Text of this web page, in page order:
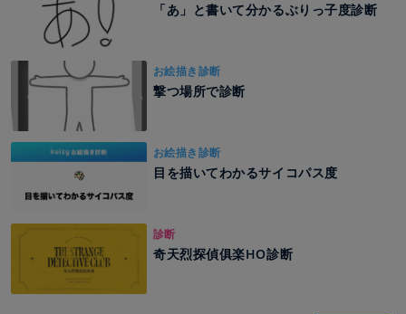
「あ」と書いて分かるぶりっ子度診断
お絵描き診断
撃つ場所で診断
お絵描き診断
目を描いてわかるサイコパス度
診断
奇天烈探偵俱楽HO診断